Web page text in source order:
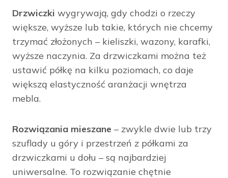
Drzwiczki wygrywają, gdy chodzi o rzeczy
większe, wyższe lub takie, których nie chcemy
trzymać złożonych – kieliszki, wazony, karafki,
wyższe naczynia. Za drzwiczkami można też
ustawić półkę na kilku poziomach, co daje
większą elastyczność aranżacji wnętrza
mebla.
Rozwiązania mieszane – zwykle dwie lub trzy
szuflady u góry i przestrzeń z półkami za
drzwiczkami u dołu – są najbardziej
uniwersalne. To rozwiązanie chętnie